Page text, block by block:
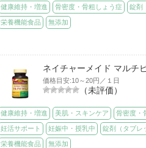
健康維持・増進 骨密度・骨粗しょう症 錠剤
栄養機能食品 無添加
ネイチャーメイド マルチ
価格目安:10～20円／１日
（未評価）
健康維持・増進 美肌・スキンケア 骨密度・
妊活サポート 妊娠中・授乳中 錠剤（タブレ
栄養機能食品 無添加